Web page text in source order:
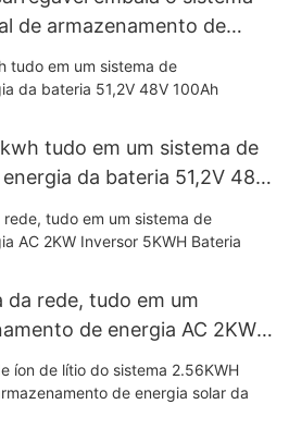
de armazenamento de
tudo em um sistema de
da bateria 51,2V 48V
rede, tudo em um
de energia AC 2KW
51.2V 100AH